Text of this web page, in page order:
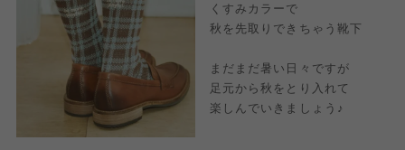
くすみカラーで
秋を先取りできちゃう靴下
まだまだ暑い日々ですが
足元から秋をとり入れて
楽しんでいきましょう♪